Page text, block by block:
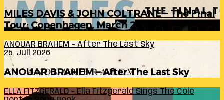
MILES DAVIS & JOHN COLTRANE – The Final
Tour: Copenhagen, March 24, 1960
ANOUAR BRAHEM – After The Last Sky
25. Juli 2026
ANOUAR BRAHEM – After The Last Sky
ELLA FITZGERALD – Ella Fitzgerald Sings The Cole